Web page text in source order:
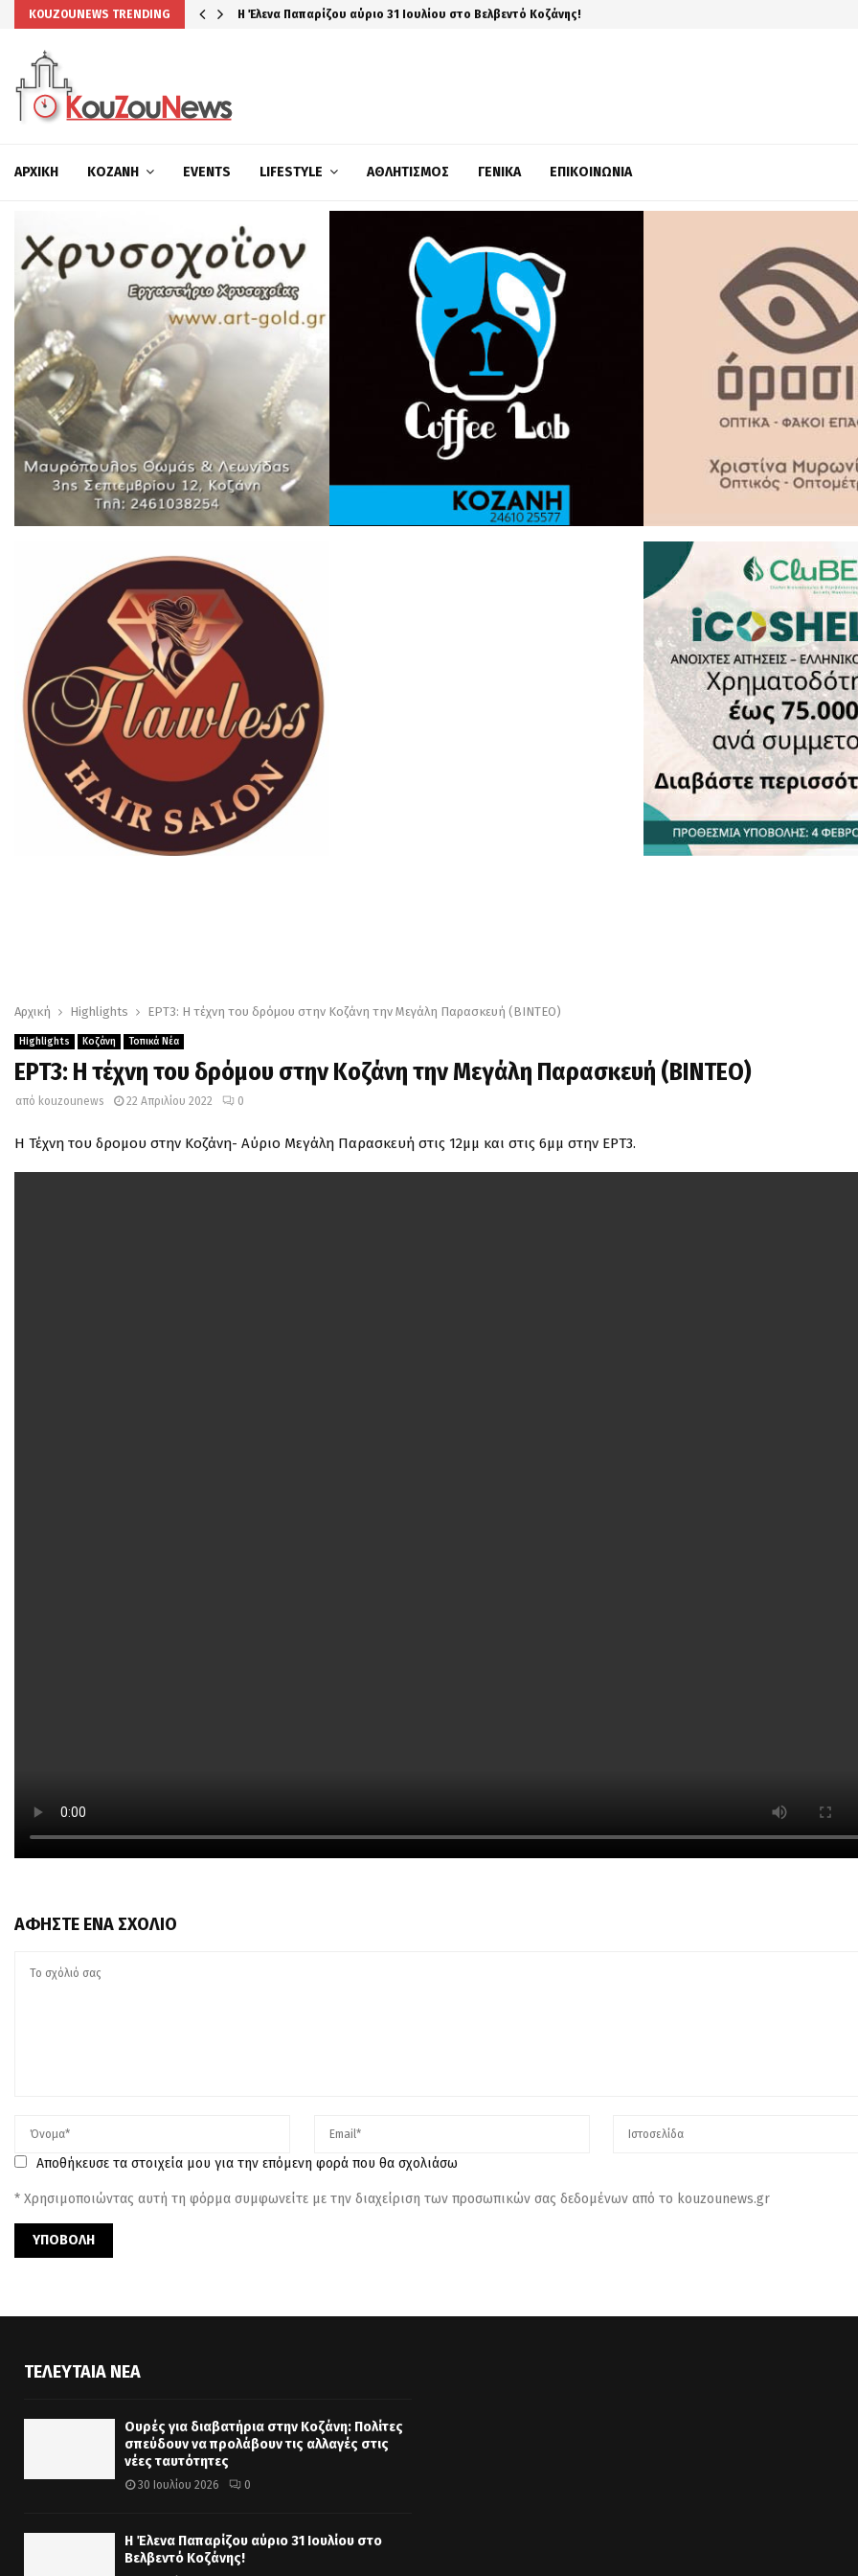
KOUZOUNEWS TRENDING Η Έλενα Παπαρίζου αύριο 31 Ιουλίου στο Βελβεντό Κοζάνης!
ΑΡΧΙΚΉ ΚΟΖΆΝΗ EVENTS LIFESTYLE ΑΘΛΗΤΙΣΜΌΣ ΓΕΝΙΚΆ ΕΠΙΚΟΙΝΩΝΊΑ
Αρχική Highlights EΡΤ3: Η τέχνη του δρόμου στην Κοζάνη την Μεγάλη Παρασκευή (ΒΙΝΤΕΟ)
Highlights Κοζάνη Τοπικά Νέα
EΡΤ3: Η τέχνη του δρόμου στην Κοζάνη την Μεγάλη Παρασκευή (ΒΙΝΤΕΟ)
από kouzounews 22 Απριλίου 2022 0
Η Τέχνη του δρομου στην Κοζάνη- Αύριο Μεγάλη Παρασκευή στις 12μμ και στις 6μμ στην ΕΡΤ3.
ΑΦΉΣΤΕ ΈΝΑ ΣΧΌΛΙΟ
Αποθήκευσε τα στοιχεία μου για την επόμενη φορά που θα σχολιάσω
* Χρησιμοποιώντας αυτή τη φόρμα συμφωνείτε με την διαχείριση των προσωπικών σας δεδομένων από το kouzounews.gr
ΤΕΛΕΥΤΑΊΑ ΝΈΑ
Ουρές για διαβατήρια στην Κοζάνη: Πολίτες
σπεύδουν να προλάβουν τις αλλαγές στις
νέες ταυτότητες
30 Ιουλίου 2026 0
Η Έλενα Παπαρίζου αύριο 31 Ιουλίου στο
Βελβεντό Κοζάνης!